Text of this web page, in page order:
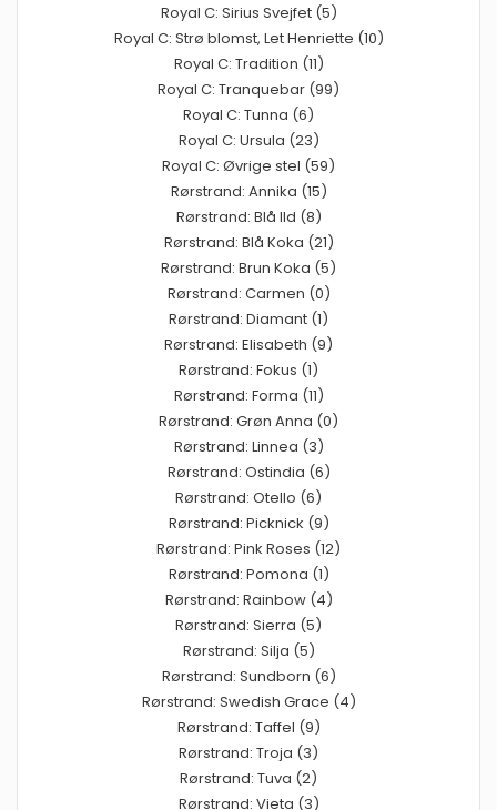
Royal C: Sirius Svejfet (5)
Royal C: Strø blomst, Let Henriette (10)
Royal C: Tradition (11)
Royal C: Tranquebar (99)
Royal C: Tunna (6)
Royal C: Ursula (23)
Royal C: Øvrige stel (59)
Rørstrand: Annika (15)
Rørstrand: Blå Ild (8)
Rørstrand: Blå Koka (21)
Rørstrand: Brun Koka (5)
Rørstrand: Carmen (0)
Rørstrand: Diamant (1)
Rørstrand: Elisabeth (9)
Rørstrand: Fokus (1)
Rørstrand: Forma (11)
Rørstrand: Grøn Anna (0)
Rørstrand: Linnea (3)
Rørstrand: Ostindia (6)
Rørstrand: Otello (6)
Rørstrand: Picknick (9)
Rørstrand: Pink Roses (12)
Rørstrand: Pomona (1)
Rørstrand: Rainbow (4)
Rørstrand: Sierra (5)
Rørstrand: Silja (5)
Rørstrand: Sundborn (6)
Rørstrand: Swedish Grace (4)
Rørstrand: Taffel (9)
Rørstrand: Troja (3)
Rørstrand: Tuva (2)
Rørstrand: Vieta (3)